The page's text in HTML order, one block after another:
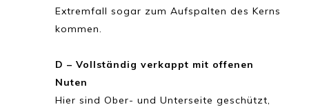
Extremfall sogar zum Aufspalten des Kerns
kommen.
D – Vollständig verkappt mit offenen
Nuten
Hier sind Ober- und Unterseite geschützt,